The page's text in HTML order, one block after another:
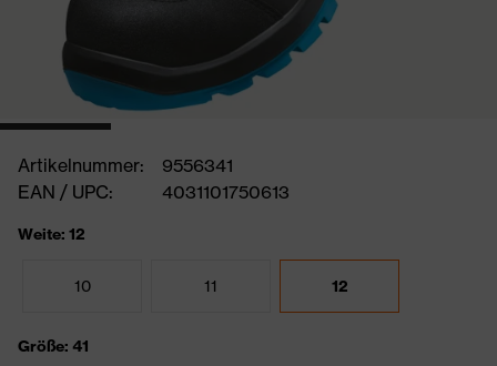
Artikelnummer:
9556341
EAN / UPC:
4031101750613
Weite: 12
10 11 12
Größe: 41